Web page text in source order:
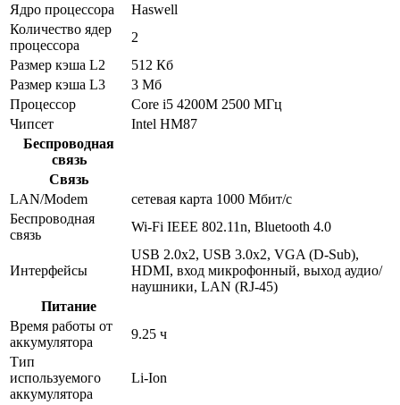
Ядро процессора
Haswell
Количество ядер
процессора
2
Размер кэша L2
512 Кб
Размер кэша L3
3 Мб
Процессор
Core i5 4200M 2500 МГц
Чипсет
Intel HM87
Беспроводная
связь
Связь
LAN/Modem
сетевая карта 1000 Мбит/c
Беспроводная
связь
Wi-Fi IEEE 802.11n, Bluetooth 4.0
Интерфейсы
USB 2.0x2, USB 3.0x2, VGA (D-Sub),
HDMI, вход микрофонный, выход аудио/
наушники, LAN (RJ-45)
Питание
Время работы от
аккумулятора
9.25 ч
Тип
используемого
аккумулятора
Li-Ion